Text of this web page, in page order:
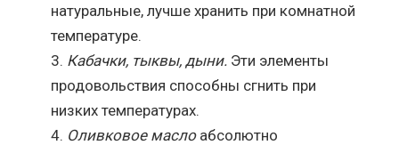
натуральные, лучше хранить при комнатной
температуре.
Кабачки, тыквы, дыни. Эти элементы
продовольствия способны сгнить при
низких температурах.
Оливковое масло абсолютно